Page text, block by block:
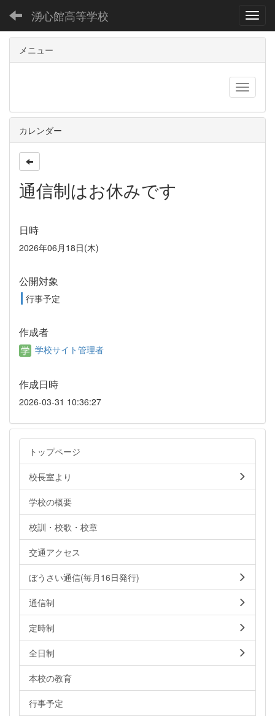
湧心館高等学校
メニュー
カレンダー
通信制はお休みです
日時
2026年06月18日(木)
公開対象
行事予定
作成者
学校サイト管理者
作成日時
2026-03-31 10:36:27
トップページ
校長室より
学校の概要
校訓・校歌・校章
交通アクセス
ぼうさい通信(毎月16日発行)
通信制
定時制
全日制
本校の教育
行事予定